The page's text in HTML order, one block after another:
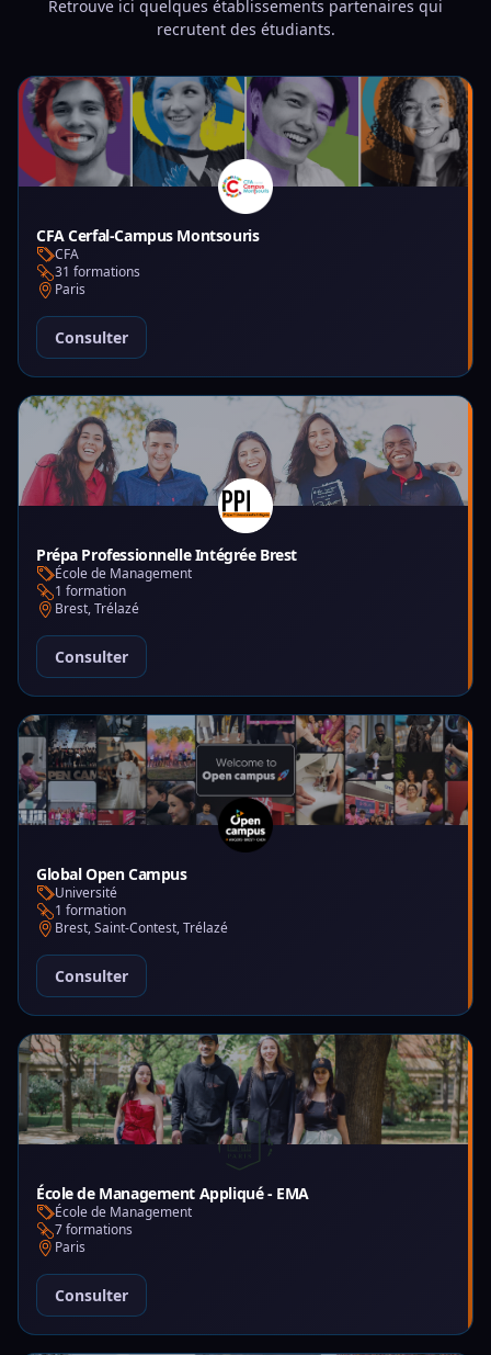
Retrouve ici quelques établissements partenaires qui
recrutent des étudiants.
CFA Cerfal-Campus Montsouris
CFA
31 formations
Paris
Consulter
Prépa Professionnelle Intégrée Brest
École de Management
1 formation
Brest, Trélazé
Consulter
Global Open Campus
Université
1 formation
Brest, Saint-Contest, Trélazé
Consulter
École de Management Appliqué - EMA
École de Management
7 formations
Paris
Consulter